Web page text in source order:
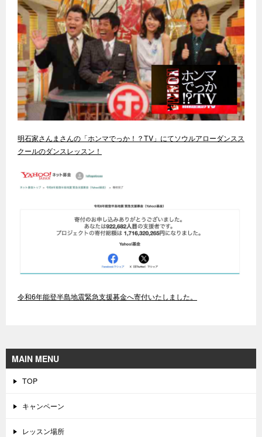
明石家さんまさんの「ホンマでっか！？TV」にてソウルアローダンスス
クールのダンスレッスン！
令和6年能登半島地震緊急支援募金へ寄付いたしました。
MAIN MENU
TOP
キャンペーン
レッスン場所